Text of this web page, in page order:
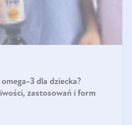
3 dla dziecka?
zastosowań i form